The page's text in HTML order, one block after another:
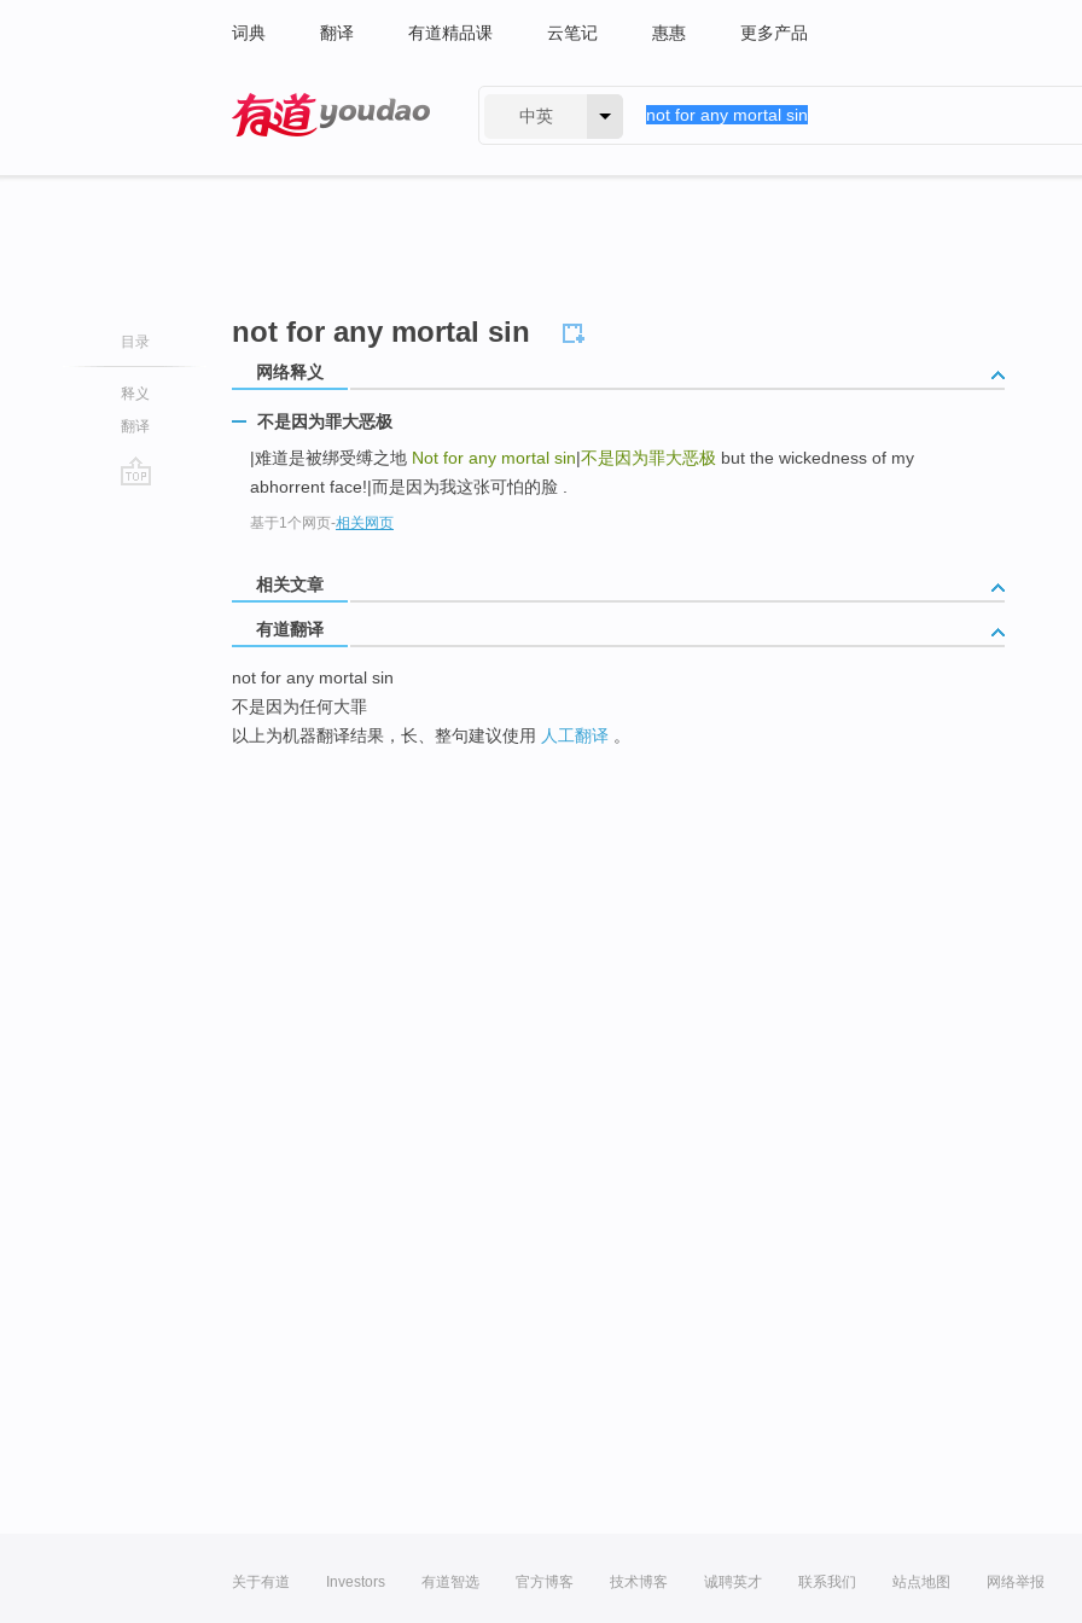
词典 翻译 有道精品课 云笔记 惠惠 更多产品
中英
目录
释义
翻译
not for any mortal sin
网络释义
不是因为罪大恶极
|难道是被绑受缚之地 Not for any mortal sin|不是因为罪大恶极 but the wickedness of my
abhorrent face!|而是因为我这张可怕的脸 .
基于1个网页-相关网页
相关文章
有道翻译
not for any mortal sin
不是因为任何大罪
以上为机器翻译结果，长、整句建议使用 人工翻译 。
关于有道 Investors 有道智选 官方博客 技术博客 诚聘英才 联系我们 站点地图 网络举报